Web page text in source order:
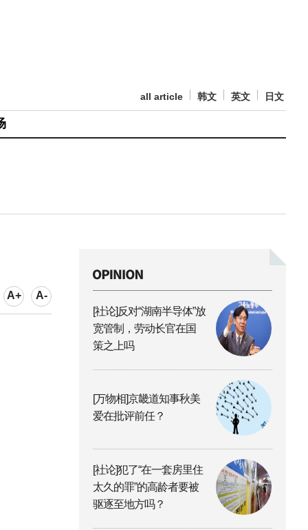
all article 韩文 英文 日文
A+ A-
[社论]反对“湖南半导体”放
宽管制，劳动长官在国
策之上吗
[万物相]京畿道知事秋美
爱在批评前任？
[社论]犯了“在一套房里住
太久的罪”的高龄者要被
驱逐至地方吗？